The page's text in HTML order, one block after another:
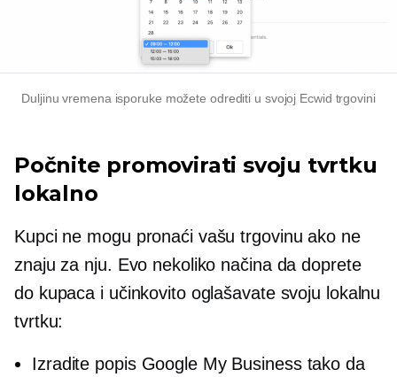
Duljinu vremena isporuke možete odrediti u svojoj Ecwid trgovini
Počnite promovirati svoju tvrtku
lokalno
Kupci ne mogu pronaći vašu trgovinu ako ne
znaju za nju. Evo nekoliko načina da doprete
do kupaca i učinkovito oglašavate svoju lokalnu
tvrtku:
Izradite popis Google My Business tako da